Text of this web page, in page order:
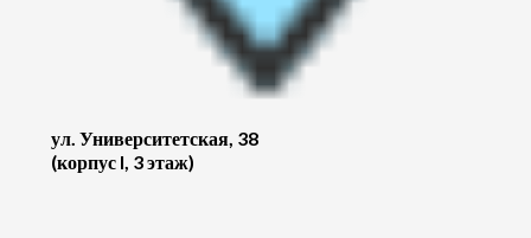
ул. Университетская, 38
(корпус I, 3 этаж)